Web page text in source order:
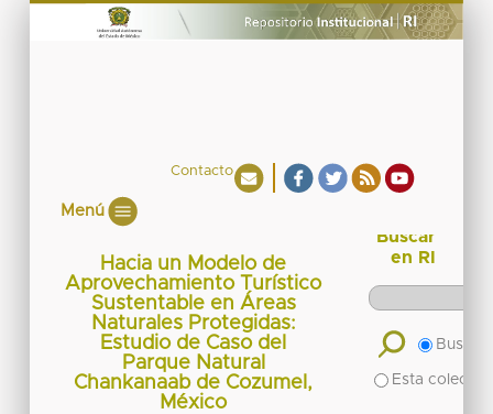
Contacto
Menú
Hacia un Modelo de
Aprovechamiento Turístico
Sustentable en Áreas
Naturales Protegidas:
Estudio de Caso del
Parque Natural
Chankanaab de Cozumel,
México
Buscar
en RI
Buscar
Esta